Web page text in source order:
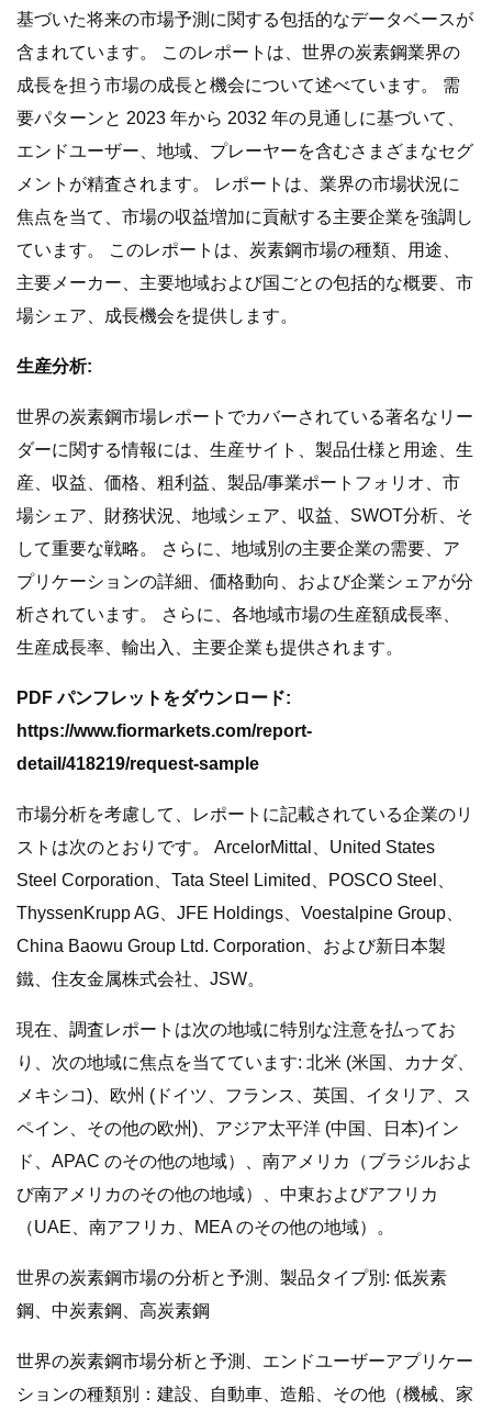
基づいた将来の市場予測に関する包括的なデータベースが
含まれています。 このレポートは、世界の炭素鋼業界の
成長を担う市場の成長と機会について述べています。 需
要パターンと 2023 年から 2032 年の見通しに基づいて、
エンドユーザー、地域、プレーヤーを含むさまざまなセグ
メントが精査されます。 レポートは、業界の市場状況に
焦点を当て、市場の収益増加に貢献する主要企業を強調し
ています。 このレポートは、炭素鋼市場の種類、用途、
主要メーカー、主要地域および国ごとの包括的な概要、市
場シェア、成長機会を提供します。
生産分析:
世界の炭素鋼市場レポートでカバーされている著名なリー
ダーに関する情報には、生産サイト、製品仕様と用途、生
産、収益、価格、粗利益、製品/事業ポートフォリオ、市
場シェア、財務状況、地​​域シェア、収益、SWOT分析、そ
して重要な戦略。 さらに、地域別の主要企業の需要、ア
プリケーションの詳細、価格動向、および企業シェアが分
析されています。 さらに、各地域市場の生産額成長率、
生産成長率、輸出入、主要企業も提供されます。
PDF パンフレットをダウンロード:
https://www.fiormarkets.com/report-
detail/418219/request-sample
市場分析を考慮して、レポートに記載されている企業のリ
ストは次のとおりです。 ArcelorMittal、United States
Steel Corporation、Tata Steel Limited、POSCO Steel、
ThyssenKrupp AG、JFE Holdings、Voestalpine Group、
China Baowu Group Ltd. Corporation、および新日本製
鐵、住友金属株式会社、JSW。
現在、調査レポートは次の地域に特別な注意を払ってお
り、次の地域に焦点を当てています: 北米 (米国、カナダ、
メキシコ)、欧州 (ドイツ、フランス、英国、イタリア、ス
ペイン、その他の欧州)、アジア太平洋 (中国、日本)イン
ド、APAC のその他の地域）、南アメリカ（ブラジルおよ
び南アメリカのその他の地域）、中東およびアフリカ
（UAE、南アフリカ、MEA のその他の地域）。
世界の炭素鋼市場の分析と予測、製品タイプ別: 低炭素
鋼、中炭素鋼、高炭素鋼
世界の炭素鋼市場分析と予測、エンドユーザーアプリケー
ションの種類別：建設、自動車、造船、その他（機械、家